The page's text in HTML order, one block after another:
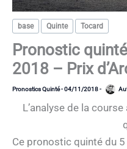
base Quinte Tocard
Pronostic
2018 – Prix
Pronostics Quinté-04/11/2018-
L’analyse de la
Ce pronostic quinté du